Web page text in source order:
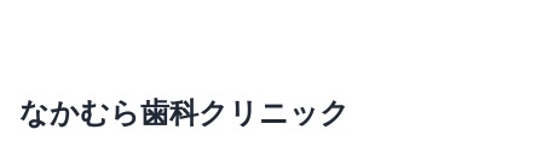
なかむら歯科クリニック